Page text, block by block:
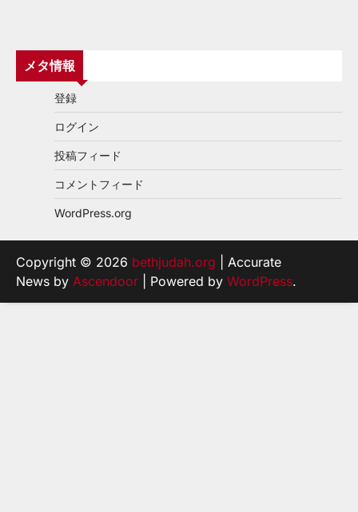
メタ情報
登録
ログイン
投稿フィード
コメントフィード
WordPress.org
Copyright © 2026 bethjudah.org | Accurate
News by Ascendoor | Powered by WordPress.